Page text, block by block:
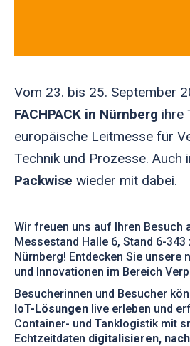
Vom 23. bis 25. September
FACHPACK in Nürnberg ihre
europäische Leitmesse für
Technik und Prozesse. Auch
Packwise wieder mit dabei.
Wir freuen uns auf Ihren Besuch
Messestand Halle 6, Stand 6-343
Nürnberg! Entdecken Sie unsere
und Innovationen im Bereich
Besucherinnen und Besucher
IoT-Lösungen live erleben und
Container- und Tanklogistik mit
Echtzeitdaten digitalisieren,